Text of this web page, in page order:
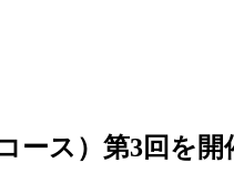
ース）第3回を開